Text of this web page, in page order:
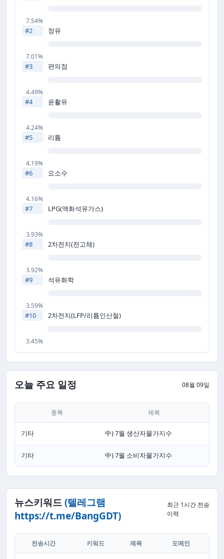
7.54%
#2 정유
7.01%
#3 편의점
4.49%
#4 윤활유
4.24%
#5 리튬
4.19%
#6 요소수
4.16%
#7 LPG(액화석유가스)
3.93%
#8 2차전지(전고체)
3.92%
#9 석유화학
3.59%
#10 2차전지(LFP/리튬인산철)
3.45%
오늘 주요 일정 08월 09일
종목 제목
기타 中) 7월 생산자물가지수
기타 中) 7월 소비자물가지수
뉴스키워드(텔레그램
https://t.me/BangGDT)
최근 1시간 전송
이력
전송시간 키워드 제목 도메인